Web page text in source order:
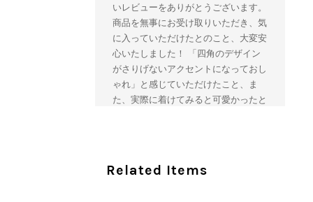
いレビューをありがとうございます。
商品を無事にお受け取りいただき、気
に入っていただけたとのこと、大変安
心いたしました！ 「四角のデザイン
がさりげないアクセントになっておし
ゃれ」と感じていただけたこと、ま
た、実際に着けてみると可愛かったと
ご愛用いただけましたら幸いです。
Related Items